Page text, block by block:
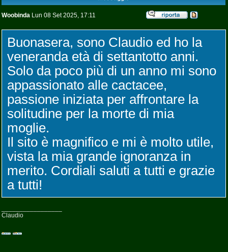
Woobinda Lun 08 Set 2025, 17:11
Buonasera, sono Claudio ed ho la
veneranda età di settantotto anni.
Solo da poco più di un anno mi sono
appassionato alle cactacee,
passione iniziata per affrontare la
solitudine per la morte di mia
moglie.
Il sito è magnifico e mi è molto utile,
vista la mia grande ignoranza in
merito. Cordiali saluti a tutti e grazie
a tutti!
Claudio